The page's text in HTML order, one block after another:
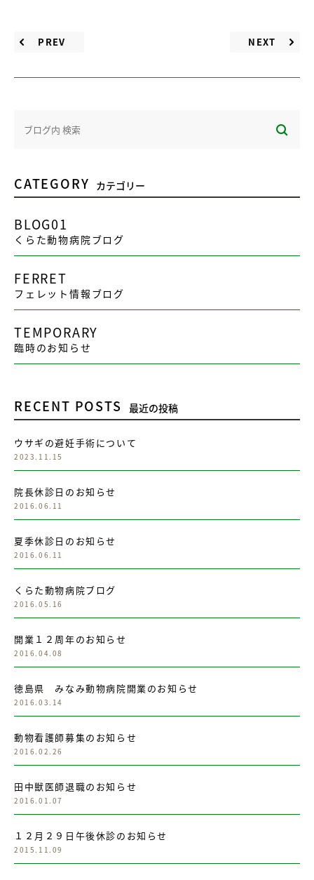
PREV NEXT
CATEGORY カテゴリー
BLOG01
くらた動物病院ブログ
FERRET
フェレット情報ブログ
TEMPORARY
臨時のお知らせ
RECENT POSTS 最近の投稿
ウサギの避妊手術について
2023.11.15
院長休診日のお知らせ
2016.06.11
夏季休診日のお知らせ
2016.06.11
くらた動物病院ブログ
2016.05.16
開業１２周年のお知らせ
2016.04.08
徳島県 みなみ動物病院開業のお知らせ
2016.03.14
動物看護師募集のお知らせ
2016.02.26
田中獣医師退職のお知らせ
2016.01.07
１２月２９日午後休診のお知らせ
2015.11.09